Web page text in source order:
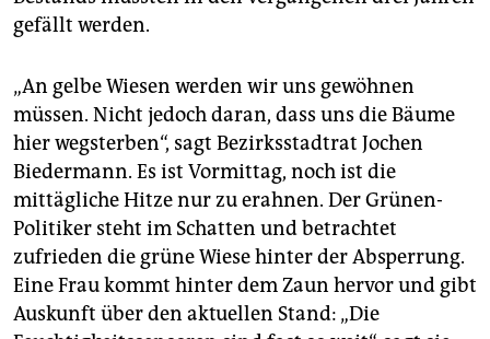
gefällt werden.
„An gelbe Wiesen werden wir uns gewöhnen
müssen. Nicht jedoch daran, dass uns die Bäume
hier wegsterben“, sagt Bezirksstadtrat Jochen
Biedermann. Es ist Vormittag, noch ist die
mittägliche Hitze nur zu erahnen. Der Grünen-
Politiker steht im Schatten und betrachtet
zufrieden die grüne Wiese hinter der Absperrung.
Eine Frau kommt hinter dem Zaun hervor und gibt
Auskunft über den aktuellen Stand: „Die